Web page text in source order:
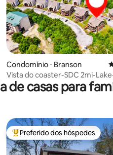
média de 5, 184
Condomínio ⋅ Branson
Vista do coaster-SDC 2mi-
Point-Ozarks
casas para
Entre os melhores preferidos
Preferido dos hóspedes